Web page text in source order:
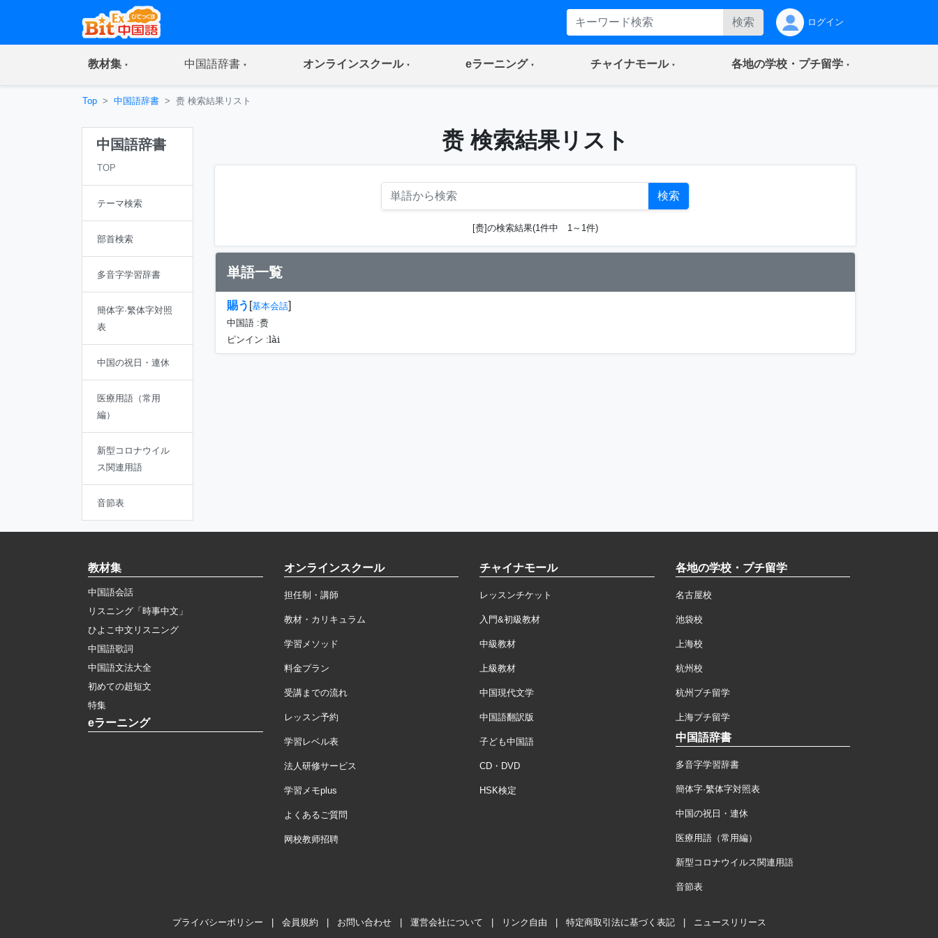
検索 ログイン
教材集(current) 中国語辞書(current) オンラインスクール(current) eラーニング(current) チャイナモール(current) 各地の学校・プチ留学(current)
Top 中国語辞書 赉 検索結果リスト
中国語辞書
TOP
テーマ検索
部首検索
多音字学習辞書
簡体字·繁体字対照
表
中国の祝日・連休
医療用語（常用
編）
新型コロナウイル
ス関連用語
音節表
赉 検索結果リスト
検索
[赉]の検索結果(1件中 1～1件)
単語一覧
賜う [基本会話]
中国語 :赉
ピンイン :lài
教材集
中国語会話
リスニング「時事中文」
ひよこ中文リスニング
中国語歌詞
中国語文法大全
初めての超短文
特集
eラーニング
オンラインスクール
担任制・講師
教材・カリキュラム
学習メソッド
料金プラン
受講までの流れ
レッスン予約
学習レベル表
法人研修サービス
学習メモplus
よくあるご質問
网校教师招聘
チャイナモール
レッスンチケット
入門&初級教材
中級教材
上級教材
中国現代文学
中国語翻訳版
子ども中国語
CD・DVD
HSK検定
各地の学校・プチ留学
名古屋校
池袋校
上海校
杭州校
杭州プチ留学
上海プチ留学
中国語辞書
多音字学習辞書
簡体字·繁体字対照表
中国の祝日・連休
医療用語（常用編）
新型コロナウイルス関連用語
音節表
プライバシーポリシー 会員規約 お問い合わせ 運営会社について リンク自由 特定商取引法に基づく表記 ニュースリリース